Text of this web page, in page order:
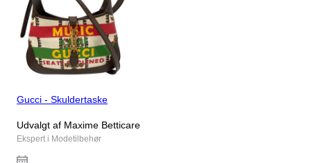
Gucci - Skuldertaske
Udvalgt af Maxime Betticare
Ekspert i Modetilbehør